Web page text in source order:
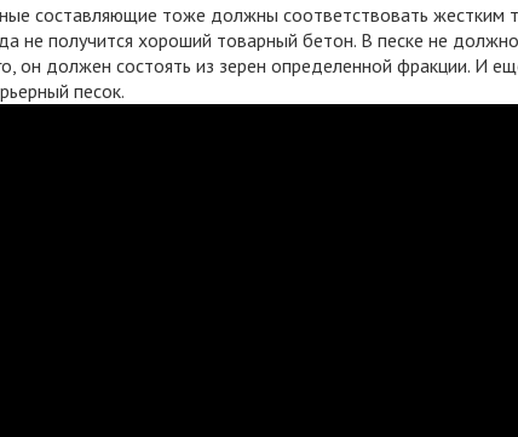
составляющие тоже должны соответствовать жестким
не получится хороший товарный бетон. В песке не
он должен состоять из зерен определенной фракции. И
песок.